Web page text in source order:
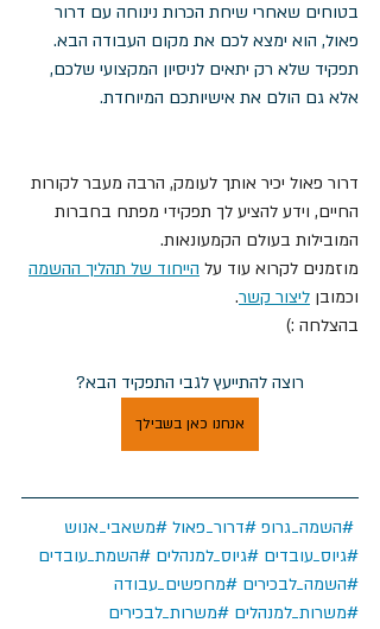
בטוחים שאחרי שיחת הכרות נינוחה עם דרור
פאול, הוא ימצא לכם את מקום העבודה הבא.
תפקיד שלא רק יתאים לניסיון המקצועי שלכם,
אלא גם הולם את אישיותכם המיוחדת.
דרור פאול יכיר אותך לעומק, הרבה מעבר לקורות
החיים, וידע להציע לך תפקידי מפתח בחברות
המובילות בעולם הקמעונאות.
מוזמנים לקרוא עוד על הייחוד של תהליך ההשמה
וכמובן ליצור קשר.
בהצלחה :)
רוצה להתייעץ לגבי התפקיד הבא?
אנחנו כאן בשבילך
#השמה_גרופ #דרור_פאול #משאבי_אנוש
#גיוס_עובדים #גיוס_למנהלים #השמת_עובדים
#השמה_לבכירים #מחפשים_עבודה
#משרות_למנהלים #משרות_לבכירים